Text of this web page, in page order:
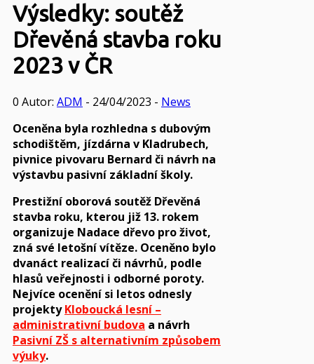
Výsledky: soutěž
Dřevěná stavba roku
2023 v ČR
0 Autor: ADM - 24/04/2023 - News
Oceněna byla rozhledna s dubovým
schodištěm, jízdárna v Kladrubech,
pivnice pivovaru Bernard či návrh na
výstavbu pasivní základní školy.
Prestižní oborová soutěž Dřevěná
stavba roku, kterou již 13. rokem
organizuje Nadace dřevo pro život,
zná své letošní vítěze. Oceněno bylo
dvanáct realizací či návrhů, podle
hlasů veřejnosti i odborné poroty.
Nejvíce ocenění si letos odnesly
projektyKloboucká lesní –
administrativní budova a návrh
Pasivní ZŠ s alternativním způsobem
výuky.